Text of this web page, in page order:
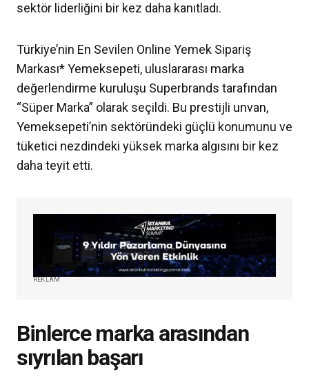
sektör liderliğini bir kez daha kanıtladı.
Türkiye’nin En Sevilen Online Yemek Sipariş
Markası* Yemeksepeti, uluslararası marka
değerlendirme kuruluşu Superbrands tarafından
“Süper Marka” olarak seçildi. Bu prestijli unvan,
Yemeksepeti’nin sektöründeki güçlü konumunu ve
tüketici nezdindeki yüksek marka algısını bir kez
daha teyit etti.
REKLAM
Binlerce marka arasından
sıyrılan başarı